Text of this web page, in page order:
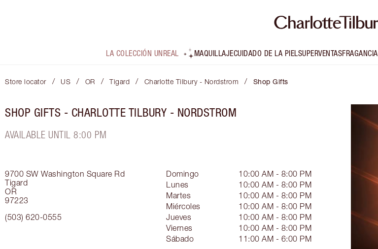
LA COLECCIÓN UNREAL MAQUILLAJECUIDADO DE LA PIELSUPERVENTASFRAGANCIA
Store locator / US / OR / Tigard / Charlotte Tilbury - Nordstrom / Shop Gifts
SHOP GIFTS - CHARLOTTE TILBURY - NORDSTROM
AVAILABLE UNTIL 8:00 PM
9700 SW Washington Square Rd
Tigard
OR
97223
(503) 620-0555
Domingo
10:00 AM - 8:00 PM
Lunes
10:00 AM - 8:00 PM
Martes
10:00 AM - 8:00 PM
Miércoles
10:00 AM - 8:00 PM
Jueves
10:00 AM - 8:00 PM
Viernes
10:00 AM - 8:00 PM
Sábado
11:00 AM - 6:00 PM